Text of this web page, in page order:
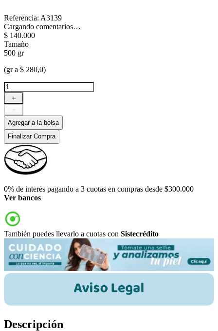
Referencia: A3139
Cargando comentarios…
$ 140.000
Tamaño
500 gr
(gr a $ 280,0)
＋
－
Agregar a la bolsa
Finalizar Compra
0% de interés pagando a 3 cuotas en compras desde $300.000
Ver bancos
También puedes llevarlo a cuotas con Sistecrédito
Descripción